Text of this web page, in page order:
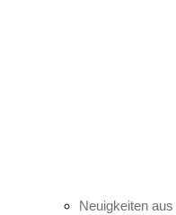
Neuigkeiten